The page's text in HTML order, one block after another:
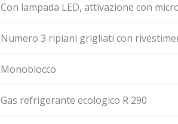
Con lampada LED, attivazione con
Numero 3 ripiani grigliati con
Monoblocco
Gas refrigerante ecologico R 290